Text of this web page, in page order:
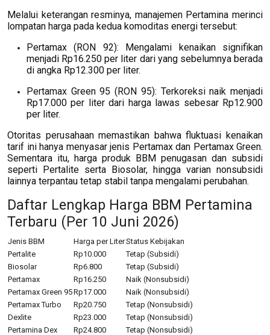
Melalui keterangan resminya, manajemen Pertamina merinci
lompatan harga pada kedua komoditas energi tersebut:
Pertamax (RON 92): Mengalami kenaikan signifikan
menjadi Rp16.250 per liter dari yang sebelumnya berada
di angka Rp12.300 per liter.
Pertamax Green 95 (RON 95): Terkoreksi naik menjadi
Rp17.000 per liter dari harga lawas sebesar Rp12.900
per liter.
Otoritas perusahaan memastikan bahwa fluktuasi kenaikan
tarif ini hanya menyasar jenis Pertamax dan Pertamax Green.
Sementara itu, harga produk BBM penugasan dan subsidi
seperti Pertalite serta Biosolar, hingga varian nonsubsidi
lainnya terpantau tetap stabil tanpa mengalami perubahan.
Daftar Lengkap Harga BBM Pertamina
Terbaru (Per 10 Juni 2026)
Jenis BBM Harga per LiterStatus Kebijakan
Pertalite
Rp10.000
Tetap (Subsidi)
Biosolar
Rp6.800
Tetap (Subsidi)
Pertamax
Rp16.250
Naik (Nonsubsidi)
Pertamax Green 95Rp17.000
Naik (Nonsubsidi)
Pertamax Turbo
Rp20.750
Tetap (Nonsubsidi)
Dexlite
Rp23.000
Tetap (Nonsubsidi)
Pertamina Dex
Rp24.800 Tetap (Nonsubsidi)